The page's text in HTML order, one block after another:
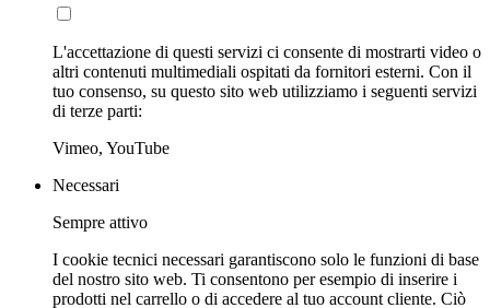
L'accettazione di questi servizi ci consente di mostrarti video o
altri contenuti multimediali ospitati da fornitori esterni. Con il
tuo consenso, su questo sito web utilizziamo i seguenti servizi
di terze parti:
Vimeo, YouTube
Necessari
Sempre attivo
I cookie tecnici necessari garantiscono solo le funzioni di base
del nostro sito web. Ti consentono per esempio di inserire i
prodotti nel carrello o di accedere al tuo account cliente. Ciò